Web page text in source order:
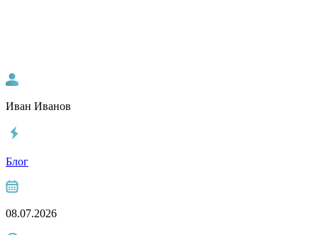
Иван Иванов
Блог
08.07.2026